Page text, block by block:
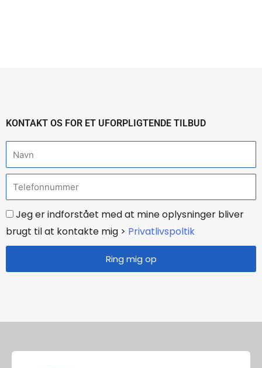
KONTAKT OS FOR ET UFORPLIGTENDE TILBUD
a
n
e
l
e
f
i
n
d
Jeg er indforstået med at mine oplysninger bliver
brugt til at kontakte mig > Privatlivspoltik
Ring mig op